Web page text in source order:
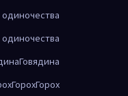
Говядина
ГорохГорох